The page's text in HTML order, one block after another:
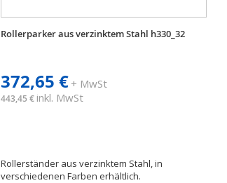
Rollerparker aus verzinktem Stahl h330_32
372,65 €+ MwSt
443,45 € inkl. MwSt
Rollerständer aus verzinktem Stahl, in
verschiedenen Farben erhältlich.